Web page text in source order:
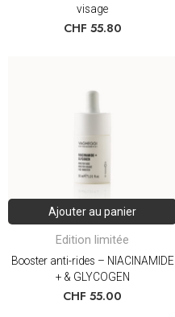
visage
CHF 55.80
Ajouter au panier
Edition limitée
Booster anti-rides – NIACINAMIDE
+ & GLYCOGEN
CHF 55.00